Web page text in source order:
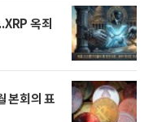
옥죄
본회의 표